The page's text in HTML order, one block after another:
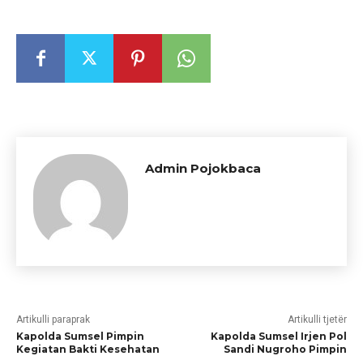
Admin Pojokbaca
Artikulli paraprak
Kapolda Sumsel Pimpin
Kegiatan Bakti Kesehatan
Artikulli tjetër
Kapolda Sumsel Irjen Pol
Sandi Nugroho Pimpin